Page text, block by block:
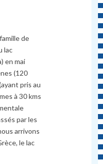
de
lac
en mai
(120
pris au
à 30 kms
par les
arrivons
le lac